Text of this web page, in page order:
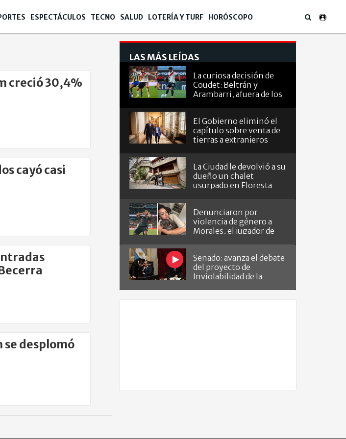
ESPECTÁCULOS TECNO SALUD LOTERÍA Y TURF HORÓSCOPO
creció 30,4%
cayó casi
se desplomó
LAS MÁS LEÍDAS
La curiosa decisión de
Coudet: Beltrán y
Arambarri, afuera de los
El Gobierno eliminó el
capítulo sobre venta de
tierras a extranjeros
La Ciudad le devolvió a su
dueño un chalet
usurpado en Floresta
Denunciaron por
violencia de género a
Morales, el jugador de
Senado: avanza el debate
del proyecto de
Inviolabilidad de la